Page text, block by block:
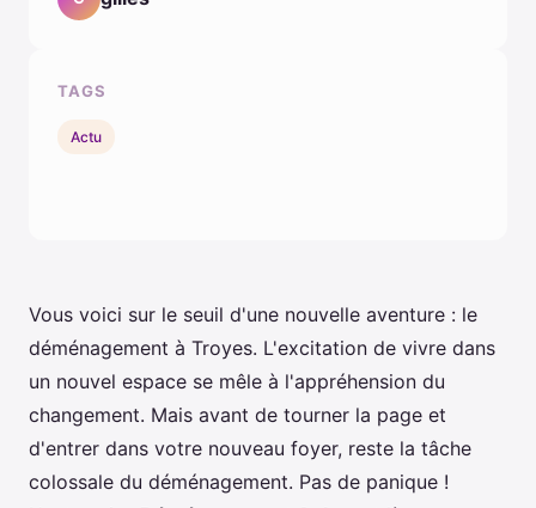
Vous voici sur le seuil d'une nouvelle aventure : le
déménagement à Troyes. L'excitation de vivre dans
un nouvel espace se mêle à l'appréhension du
changement. Mais avant de tourner la page et
d'entrer dans votre nouveau foyer, reste la tâche
colossale du déménagement. Pas de panique !
TAGS
Actu